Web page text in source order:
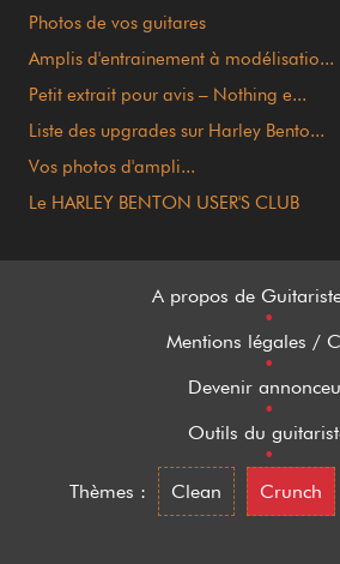
Photos de vos guitares
Amplis d'entrainement à modélisatio...
Petit extrait pour avis – Nothing e...
Liste des upgrades sur Harley Bento...
Vos photos d'ampli...
Le HARLEY BENTON USER'S CLUB
A propos de
•
Mentions légales /
•
Devenir
•
Outils du
•
Thèmes :
Clean Crunch